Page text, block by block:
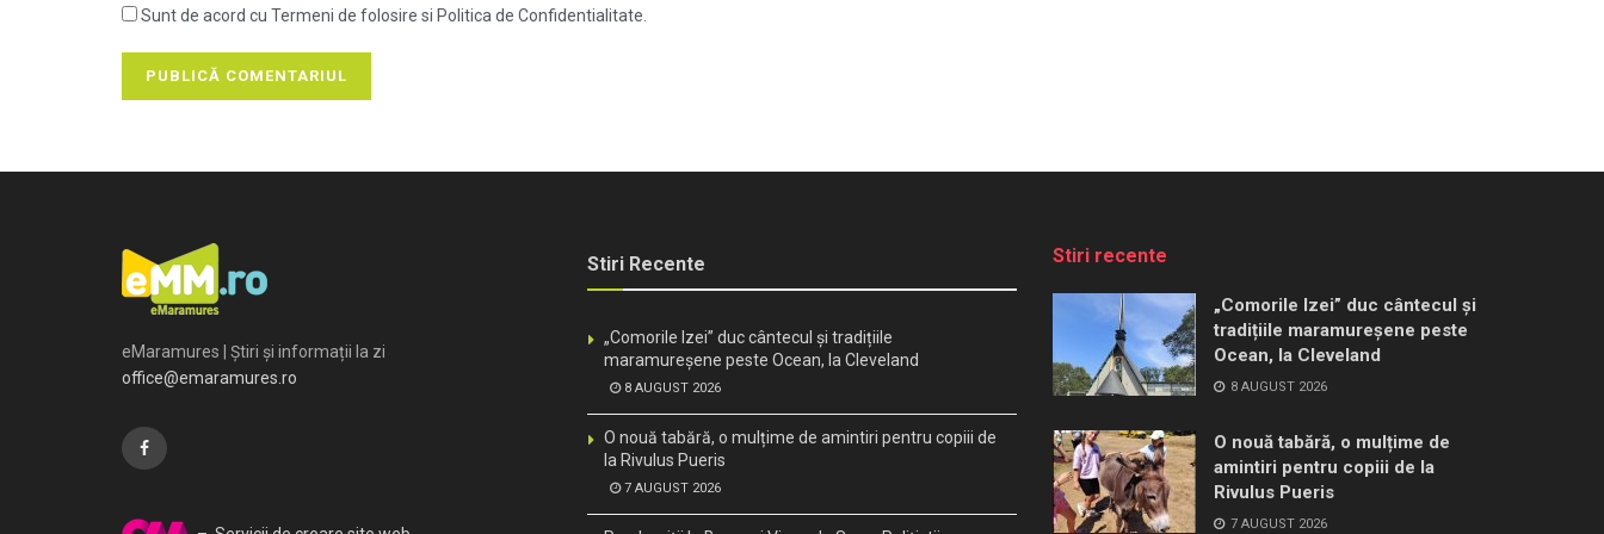
Sunt de acord cu Termeni de folosire si Politica de Confidentialitate.
eMaramures | Știri și informații la zi
office@emaramures.ro
Stiri Recente
„Comorile Izei” duc cântecul și tradițiile
maramureșene peste Ocean, la Cleveland
8 AUGUST 2026
O nouă tabără, o mulțime de amintiri pentru copiii de
la Rivulus Pueris
7 AUGUST 2026
Stiri recente
„Comorile Izei” duc cântecul și
tradițiile maramureșene peste
Ocean, la Cleveland
8 AUGUST 2026
O nouă tabără, o mulțime de
amintiri pentru copiii de la
Rivulus Pueris
7 AUGUST 2026